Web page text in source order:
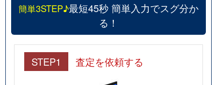
簡単3STEP♪最短45秒 簡単入力でスグ分か
る！
STEP1 査定を依頼する